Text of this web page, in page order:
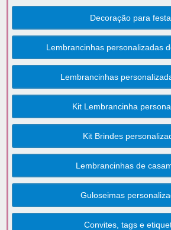
Decoração para
Lembrancinhas personalizadas
Lembrancinhas
Kit Lembrancinha
Kit Brindes
Lembrancinhas de
Guloseimas
Convites, tags e